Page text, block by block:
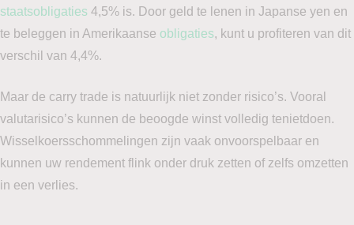
staatsobligaties 4,5% is. Door geld te lenen in Japanse yen en
te beleggen in Amerikaanse obligaties, kunt u profiteren van dit
verschil van 4,4%.
Maar de carry trade is natuurlijk niet zonder risico’s. Vooral
valutarisico’s kunnen de beoogde winst volledig tenietdoen.
Wisselkoersschommelingen zijn vaak onvoorspelbaar en
kunnen uw rendement flink onder druk zetten of zelfs omzetten
in een verlies.